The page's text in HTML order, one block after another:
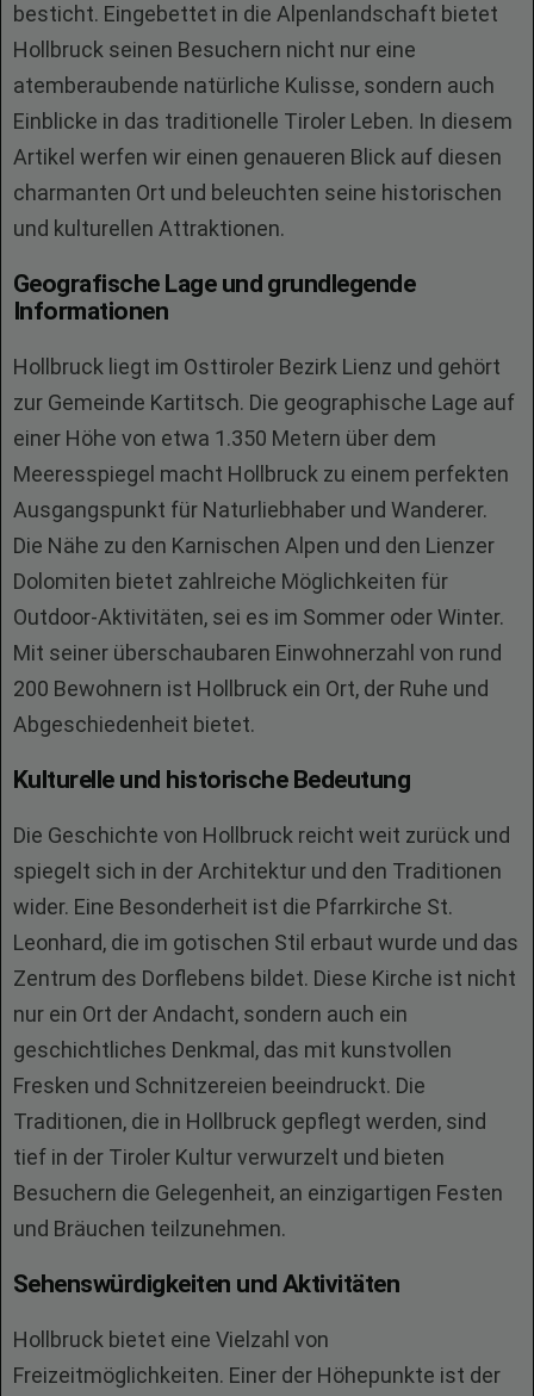
besticht. Eingebettet in die Alpenlandschaft bietet
Hollbruck seinen Besuchern nicht nur eine
atemberaubende natürliche Kulisse, sondern auch
Einblicke in das traditionelle Tiroler Leben. In diesem
Artikel werfen wir einen genaueren Blick auf diesen
charmanten Ort und beleuchten seine historischen
und kulturellen Attraktionen.
Geografische Lage und grundlegende
Informationen
Hollbruck liegt im Osttiroler Bezirk Lienz und gehört
zur Gemeinde Kartitsch. Die geographische Lage auf
einer Höhe von etwa 1.350 Metern über dem
Meeresspiegel macht Hollbruck zu einem perfekten
Ausgangspunkt für Naturliebhaber und Wanderer.
Die Nähe zu den Karnischen Alpen und den Lienzer
Dolomiten bietet zahlreiche Möglichkeiten für
Outdoor-Aktivitäten, sei es im Sommer oder Winter.
Mit seiner überschaubaren Einwohnerzahl von rund
200 Bewohnern ist Hollbruck ein Ort, der Ruhe und
Abgeschiedenheit bietet.
Kulturelle und historische Bedeutung
Die Geschichte von Hollbruck reicht weit zurück und
spiegelt sich in der Architektur und den Traditionen
wider. Eine Besonderheit ist die Pfarrkirche St.
Leonhard, die im gotischen Stil erbaut wurde und das
Zentrum des Dorflebens bildet. Diese Kirche ist nicht
nur ein Ort der Andacht, sondern auch ein
geschichtliches Denkmal, das mit kunstvollen
Fresken und Schnitzereien beeindruckt. Die
Traditionen, die in Hollbruck gepflegt werden, sind
tief in der Tiroler Kultur verwurzelt und bieten
Besuchern die Gelegenheit, an einzigartigen Festen
und Bräuchen teilzunehmen.
Sehenswürdigkeiten und Aktivitäten
Hollbruck bietet eine Vielzahl von
Freizeitmöglichkeiten. Einer der Höhepunkte ist der